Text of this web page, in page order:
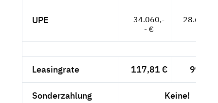
UPE
34.060,-
- €
Leasingrate 117,81 € 99,-- €
Sonderzahlung Keine!